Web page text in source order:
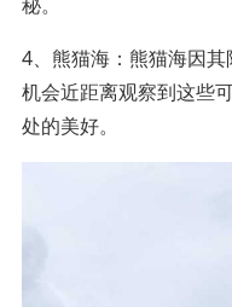
4、熊猫海：熊猫海因
机会近距离观察到这些
处的美好。